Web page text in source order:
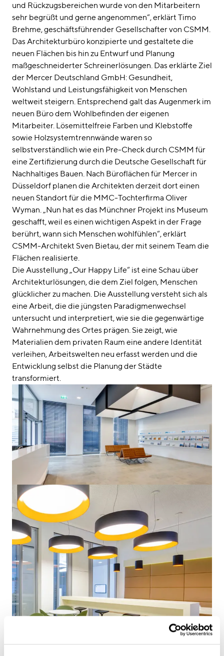
und Rückzugsbereichen wurde von den Mitarbeitern
sehr begrüßt und gerne angenommen“, erklärt Timo
Brehme, geschäftsführender Gesellschafter von CSMM.
Das Architekturbüro konzipierte und gestaltete die
neuen Flächen bis hin zu Entwurf und Planung
maßgeschneiderter Schreinerlösungen. Das erklärte Ziel
der Mercer Deutschland GmbH: Gesundheit,
Wohlstand und Leistungsfähigkeit von Menschen
weltweit steigern. Entsprechend galt das Augenmerk im
neuen Büro dem Wohlbefinden der eigenen
Mitarbeiter. Lösemittelfreie Farben und Klebstoffe
sowie Holzsystemtrennwände waren so
selbstverständlich wie ein Pre-Check durch CSMM für
eine Zertifizierung durch die Deutsche Gesellschaft für
Nachhaltiges Bauen. Nach Büroflächen für Mercer in
Düsseldorf planen die Architekten derzeit dort einen
neuen Standort für die MMC-Tochterfirma Oliver
Wyman. „Nun hat es das Münchner Projekt ins Museum
geschafft, weil es einen wichtigen Aspekt in der Frage
berührt, wann sich Menschen wohlfühlen“, erklärt
CSMM-Architekt Sven Bietau, der mit seinem Team die
Flächen realisierte.
Die Ausstellung „Our Happy Life“ ist eine Schau über
Architekturlösungen, die dem Ziel folgen, Menschen
glücklicher zu machen. Die Ausstellung versteht sich als
eine Arbeit, die die jüngsten Paradigmenwechsel
untersucht und interpretiert, wie sie die gegenwärtige
Wahrnehmung des Ortes prägen. Sie zeigt, wie
Materialien dem privaten Raum eine andere Identität
verleihen, Arbeitswelten neu erfasst werden und die
Entwicklung selbst die Planung der Städte
transformiert.